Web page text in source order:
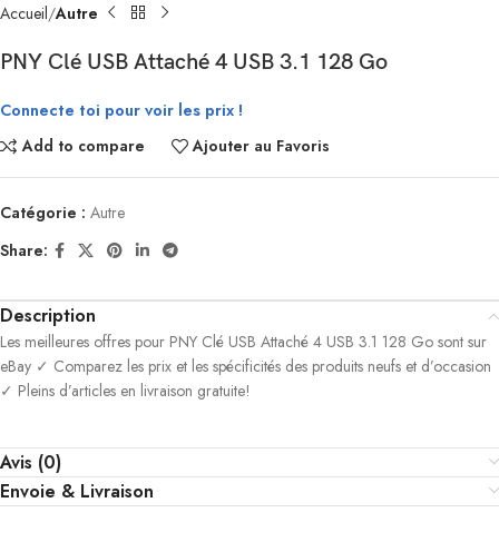
Accueil Autre
PNY Clé USB Attaché 4 USB 3.1 128 Go
Connecte toi pour voir les prix !
Add to compare Ajouter au Favoris
Catégorie : Autre
Share:
Description
Les meilleures offres pour PNY Clé USB Attaché 4 USB 3.1 128 Go sont sur
eBay ✓ Comparez les prix et les spécificités des produits neufs et d’occasion
✓ Pleins d’articles en livraison gratuite!
Avis (0)
Envoie & Livraison